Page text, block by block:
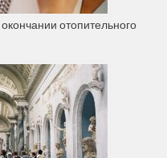
отопительного